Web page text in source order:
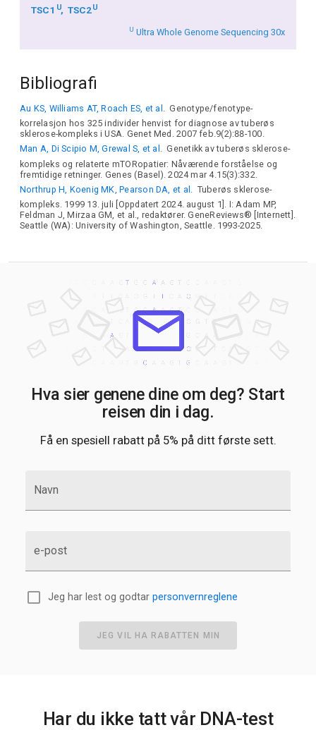
TSC1 U TSC2U
U Ultra Whole Genome Sequencing 30x
Bibliografi
Au KS, Williams AT, Roach ES, et al.
Genotype/fenotype-
korrelasjon hos 325 individer henvist for diagnose av tuberøs
sklerose-kompleks i USA. Genet Med. 2007 feb.9(2):88-100.
Man A, Di Scipio M, Grewal S, et al. Genetikk av tuberøs sklerose-
kompleks og relaterte mTORopatier: Nåværende forståelse og
fremtidige retninger. Genes (Basel). 2024 mar 4.15(3):332.
Northrup H, Koenig MK, Pearson DA, et al. Tuberøs sklerose-
kompleks. 1999 13. juli [Oppdatert 2024. august 1]. I: Adam MP,
Feldman J, Mirzaa GM, et al., redaktører. GeneReviews® [Internett].
Seattle (WA): University of Washington, Seattle. 1993-2025.
Hva sier genene dine om deg? Start
reisen din i dag.
Få en spesiell rabatt på 5% på ditt første sett.
Navn
e-post
Jeg har lest og godtar personvernreglene
JEG VIL HA RABATTEN MIN
Har du ikke tatt vår DNA-test